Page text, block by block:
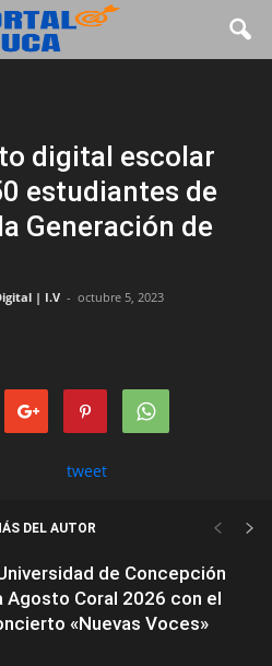
digital escolar
estudiantes de
Generación de
| I.V - octubre 5, 2023
tweet
DEL AUTOR
de Concepción
Agosto Coral 2026 con el
«Nuevas Voces»